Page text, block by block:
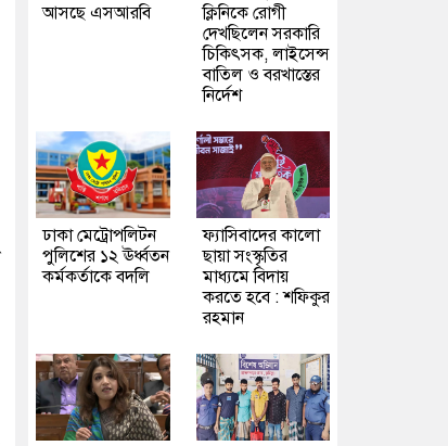
আসছে এসআরবি
ক্লিনিকে রোগী
দেখছিলেন সরকারি
চিকিৎসক, লাইসেন্স
বাতিল ও বরখাস্তের
নির্দেশ
ঢাকা মেট্রোপলিটন
পুলিশের ১২ ঊর্ধ্বতন
কর্মকর্তাকে বদলি
ফ্যাসিবাদের কালো
ছায়া সংস্কৃতির
মাধ্যমে বিদায়
করতে হবে : শফিকুর
রহমান